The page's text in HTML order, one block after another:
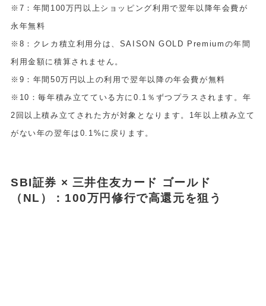
※7：年間100万円以上ショッピング利用で翌年以降年会費が
永年無料
※8：クレカ積立利用分は、SAISON GOLD Premiumの年間
利用金額に積算されません。
※9：年間50万円以上の利用で翌年以降の年会費が無料
※10：毎年積み立てている方に0.1％ずつプラスされます。年
2回以上積み立てされた方が対象となります。1年以上積み立て
がない年の翌年は0.1%に戻ります。
SBI証券 × 三井住友カード ゴールド
（NL）：100万円修行で高還元を狙う